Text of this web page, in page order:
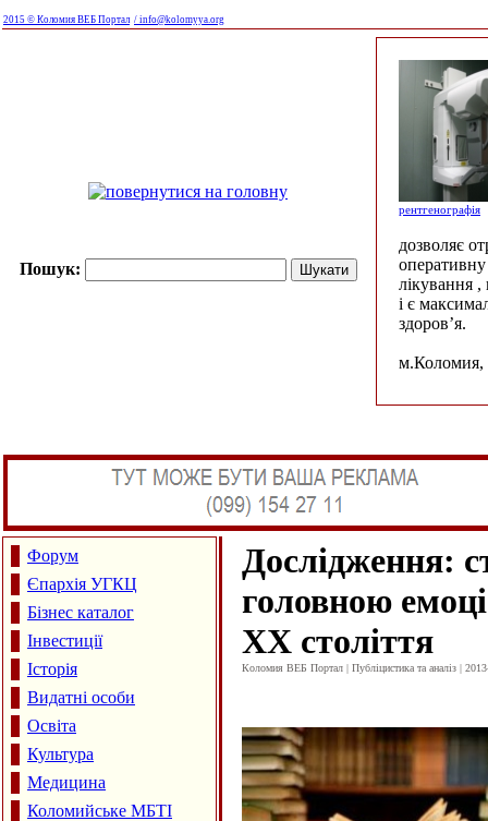
2015 © Коломия ВЕБ Портал / info@kolomyya.org
Пошук:
рентгенографія
дозволяє
лікування ,
і є
здоров’я.
м.Коломия,
Форум
Єпархія УГКЦ
Бізнес каталог
Інвестиції
Історія
Видатні особи
Освіта
Культура
Медицина
Коломийське МБТІ
Дослідження:
головною
ХХ століття
Коломия ВЕБ Портал | Публіцистика та аналіз |